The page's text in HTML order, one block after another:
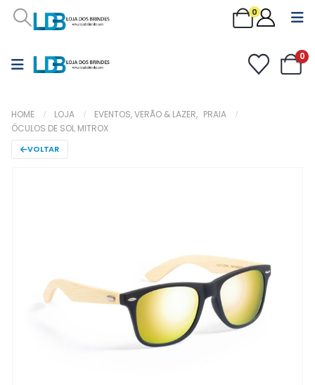
0
0
HOME LOJA EVENTOS, VERÃO & LAZER, PRAIA
ÓCULOS DE SOL MITROX
VOLTAR